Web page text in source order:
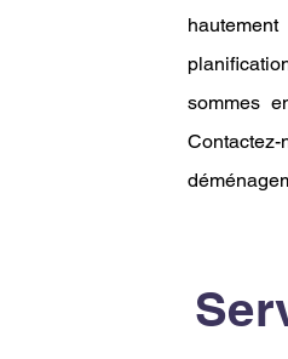
sommes